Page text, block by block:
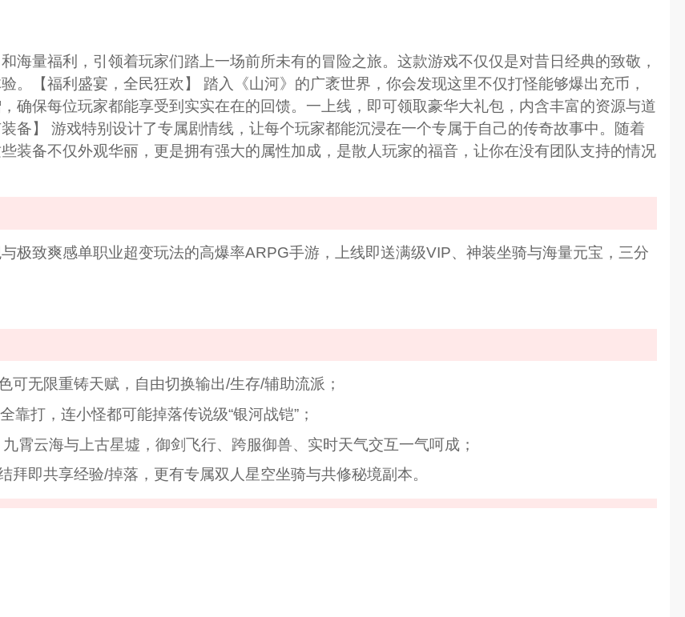
海量福利，引领着玩家们踏上一场前所未有的冒险之旅。这款游戏不仅仅是对昔日经典的致敬，
。【福利盛宴，全民狂欢】 踏入《山河》的广袤世界，你会发现这里不仅打怪能够爆出充币，
确保每位玩家都能享受到实实在在的回馈。一上线，即可领取豪华大礼包，内含丰富的资源与道
备】 游戏特别设计了专属剧情线，让每个玩家都能沉浸在一个专属于自己的传奇故事中。随着
装备不仅外观华丽，更是拥有强大的属性加成，是散人玩家的福音，让你在没有团队支持的情况
极致爽感单职业超变玩法的高爆率ARPG手游，上线即送满级VIP、神装坐骑与海量元宝，三分
无限重铸天赋，自由切换输出/生存/辅助流派；
打，连小怪都可能掉落传说级“银河战铠”；
云海与上古星墟，御剑飞行、跨服御兽、实时天气交互一气呵成；
即共享经验/掉落，更有专属双人星空坐骑与共修秘境副本。